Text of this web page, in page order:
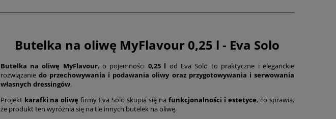
Butelka na oliwę MyFlavour 0,25 l - Eva Solo
Butelka na oliwę MyFlavour, o pojemności 0,25 l od Eva Solo to praktyczne i eleganckie
rozwiązanie do przechowywania i podawania oliwy oraz przygotowywania i serwowania
własnych dressingów.
Projekt karafki na oliwę firmy Eva Solo skupia się nafunkcjonalności i estetyce, co sprawia,
że produkt ten wyróżnia się na tle innych butelek na oliwę.